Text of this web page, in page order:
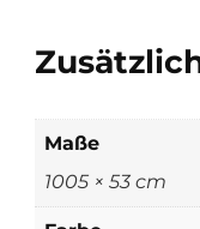
Maße
1005 × 53 cm